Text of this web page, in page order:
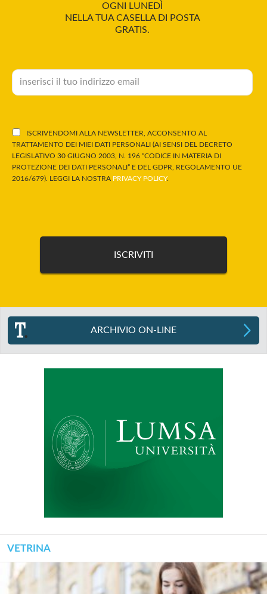
OGNI LUNEDÌ
NELLA TUA CASELLA DI POSTA
GRATIS.
ISCRIVENDOMI ALLA NEWSLETTER, ACCONSENTO AL
TRATTAMENTO DEI MIEI DATI PERSONALI (AI SENSI DEL DECRETO
LEGISLATIVO 30 GIUGNO 2003, N. 196 “CODICE IN MATERIA DI
PROTEZIONE DEI DATI PERSONALI” E DEL GDPR, REGOLAMENTO UE
2016/679). LEGGI LA NOSTRA PRIVACY POLICY.
ARCHIVIO ON-LINE
VETRINA